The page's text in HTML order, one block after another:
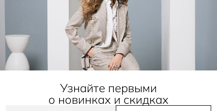
Узнайте первыми
о новинках и скидках